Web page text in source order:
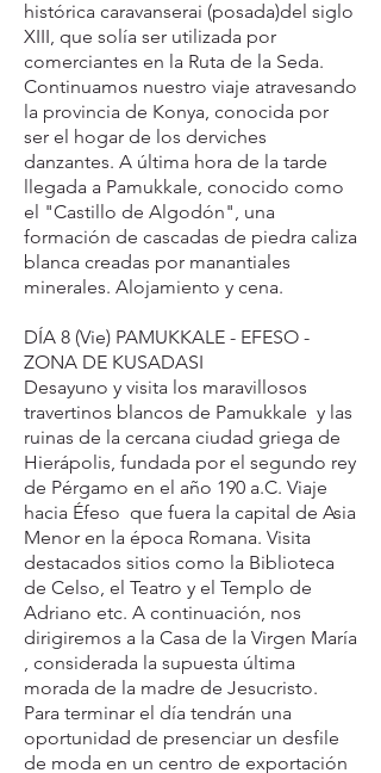
histórica caravanserai (posada)del siglo
XIII, que solía ser utilizada por
comerciantes en la Ruta de la Seda.
Continuamos nuestro viaje atravesando
la provincia de Konya, conocida por
ser el hogar de los derviches
danzantes. A última hora de la tarde
llegada a Pamukkale, conocido como
el "Castillo de Algodón", una
formación de cascadas de piedra caliza
blanca creadas por manantiales
minerales. Alojamiento y cena.
DÍA 8 (Vie) PAMUKKALE - EFESO -
ZONA DE KUSADASI
Desayuno y visita los maravillosos
travertinos blancos de Pamukkale y las
ruinas de la cercana ciudad griega de
Hierápolis, fundada por el segundo rey
de Pérgamo en el año 190 a.C. Viaje
hacia Éfeso que fuera la capital de Asia
Menor en la época Romana. Visita
destacados sitios como la Biblioteca
de Celso, el Teatro y el Templo de
Adriano etc. A continuación, nos
dirigiremos a la Casa de la Virgen María
, considerada la supuesta última
morada de la madre de Jesucristo.
Para terminar el día tendrán una
oportunidad de presenciar un desfile
de moda en un centro de exportación